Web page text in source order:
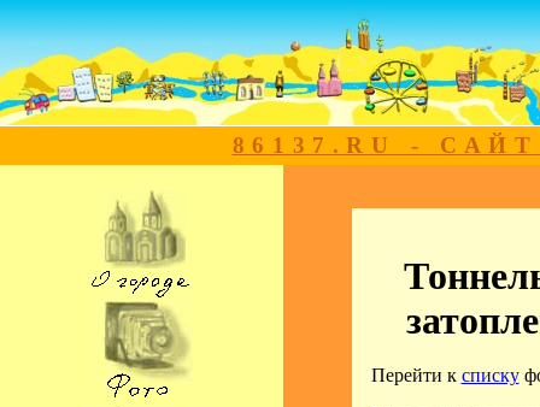
86137.RU -
Перейти к списку